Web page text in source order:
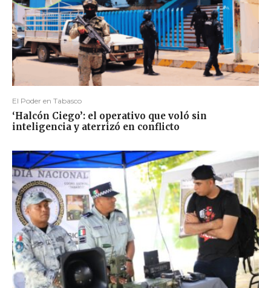
El Poder en Tabasco
‘Halcón Ciego’: el operativo que voló sin
inteligencia y aterrizó en conflicto